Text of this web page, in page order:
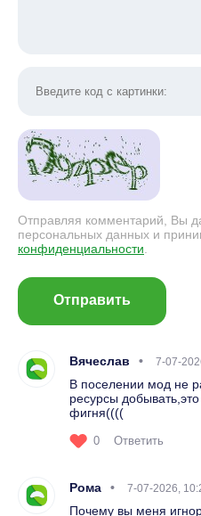
Отправляя комментарий, Вы
персональных данных и
конфиденциальности
Отправить
Вячеслав 7-07-
В поселении мод не
ресурсы
фигня((((
0 Ответить
Рома 7-07-2026,
Почему вы меня